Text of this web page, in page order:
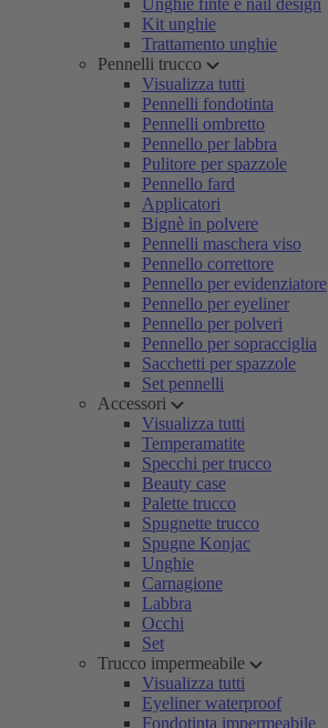
Unghie finte e nail design
Kit unghie
Trattamento unghie
Pennelli trucco
Visualizza tutti
Pennelli fondotinta
Pennelli ombretto
Pennello per labbra
Pulitore per spazzole
Pennello fard
Applicatori
Bignè in polvere
Pennelli maschera viso
Pennello correttore
Pennello per evidenziatore
Pennello per eyeliner
Pennello per polveri
Pennello per sopracciglia
Sacchetti per spazzole
Set pennelli
Accessori
Visualizza tutti
Temperamatite
Specchi per trucco
Beauty case
Palette trucco
Spugnette trucco
Spugne Konjac
Unghie
Carnagione
Labbra
Occhi
Set
Trucco impermeabile
Visualizza tutti
Eyeliner waterproof
Fondotinta impermeabile